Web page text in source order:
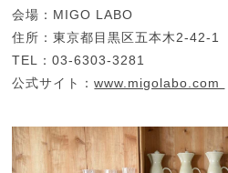
会場：MIGO LABO
住所：東京都目黒区五本木2-42-1
TEL：03-6303-3281
公式サイト：www.migolabo.com